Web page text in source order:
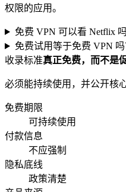
权限的应用。
免费 VPN 可以看 Netflix 吗
免费试用等于免费 VPN 吗
收录标准真正免费，而不是
必须能持续使用，并公开核
免费期限
可持续使用
付款信息
不应强制
隐私底线
政策清楚